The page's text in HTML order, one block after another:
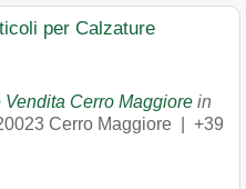
per Calzature
Cerro Maggiore in
Cerro Maggiore
+39